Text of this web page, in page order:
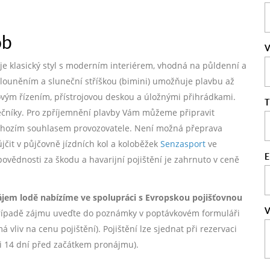
klasický styl s moderním interiérem, vhodná na půldenní a
a sluneční stříškou (bimini) umožňuje plavbu až
řízením, přístrojovou deskou a úložnými přihrádkami.
Pro zpříjemnění plavby Vám můžeme připravit
souhlasem provozovatele. Není možná přeprava
v půjčovně jízdních kol a koloběžek Senzasport ve
za škodu a havarijní pojištění je zahrnuto v ceně
lodě nabízíme ve spolupráci s Evropskou pojišťovnou
zájmu uveďte do poznámky v poptávkovém formuláři
vliv na cenu pojištění). Pojištění lze sjednat při rezervaci
dní před začátkem pronájmu).